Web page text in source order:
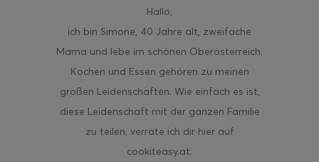
Hallo,
ich bin Simone, 40 Jahre alt, zweifache
Mama und lebe im schönen Oberösterreich.
Kochen und Essen gehören zu meinen
großen Leidenschaften. Wie einfach es ist,
diese Leidenschaft mit der ganzen Familie
zu teilen, verrate ich dir hier auf
cookiteasy.at.